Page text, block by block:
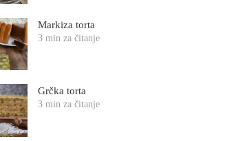
Markiza torta
3 min za čitanje
Grčka torta
3 min za čitanje